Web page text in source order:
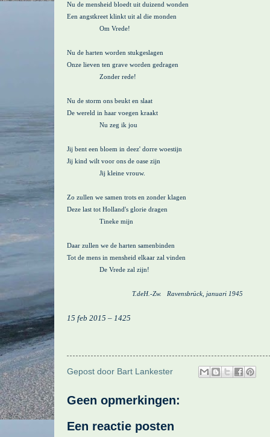
Nu de mensheid bloedt uit duizend wonden
Een angstkreet klinkt uit al die monden
Om Vrede!
Nu de harten worden stukgeslagen
Onze lieven ten grave worden gedragen
Zonder rede!
Nu de storm ons beukt en slaat
De wereld in haar voegen kraakt
Nu zeg ik jou
Jij bent een bloem in deez' dorre woestijn
Jij kind wilt voor ons de oase zijn
Jij kleine vrouw.
Zo zullen we samen trots en zonder klagen
Deze last tot Holland's glorie dragen
Tineke mijn
Daar zullen we de harten samenbinden
Tot de mens in mensheid elkaar zal vinden
De Vrede zal zijn!
T.deH.-Zw. Ravensbrück, januari 1945
15 feb 2015 – 1425
Gepost door Bart Lankester
Geen opmerkingen:
Een reactie posten